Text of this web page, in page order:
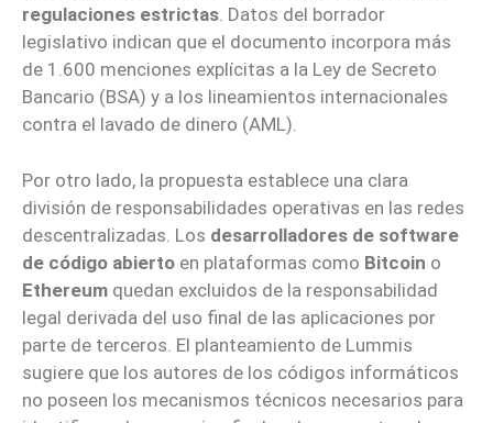
regulaciones estrictas. Datos del borrador
legislativo indican que el documento incorpora más
de 1.600 menciones explícitas a la Ley de Secreto
Bancario (BSA) y a los lineamientos internacionales
contra el lavado de dinero (AML).
Por otro lado, la propuesta establece una clara
división de responsabilidades operativas en las redes
descentralizadas. Los desarrolladores de software
de código abierto en plataformas como Bitcoin o
Ethereum quedan excluidos de la responsabilidad
legal derivada del uso final de las aplicaciones por
parte de terceros. El planteamiento de Lummis
sugiere que los autores de los códigos informáticos
no poseen los mecanismos técnicos necesarios para